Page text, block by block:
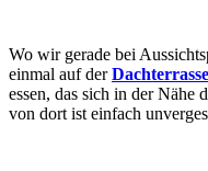
Wo wir gerade bei
einmal auf derDachterrasse
essen, das sich in der Nähe
von dort ist einfach